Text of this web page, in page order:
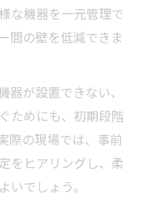
な機器を一元管理で
間の壁を低減できま
が設置できない、
ためにも、初期段階
際の現場では、事前
をヒアリングし、柔
いでしょう。